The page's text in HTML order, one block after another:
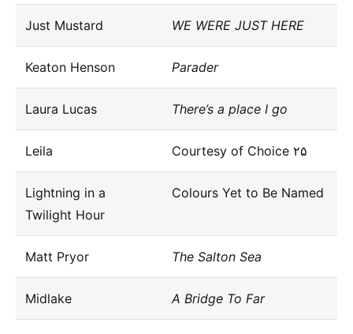
Just Mustard WE WERE JUST HERE
Keaton Henson Parader
Laura Lucas There’s a place I go
Leila Courtesy of Choice ۲۵
Lightning in a
Twilight Hour
Colours Yet to Be Named
Matt Pryor The Salton Sea
Midlake A Bridge To Far